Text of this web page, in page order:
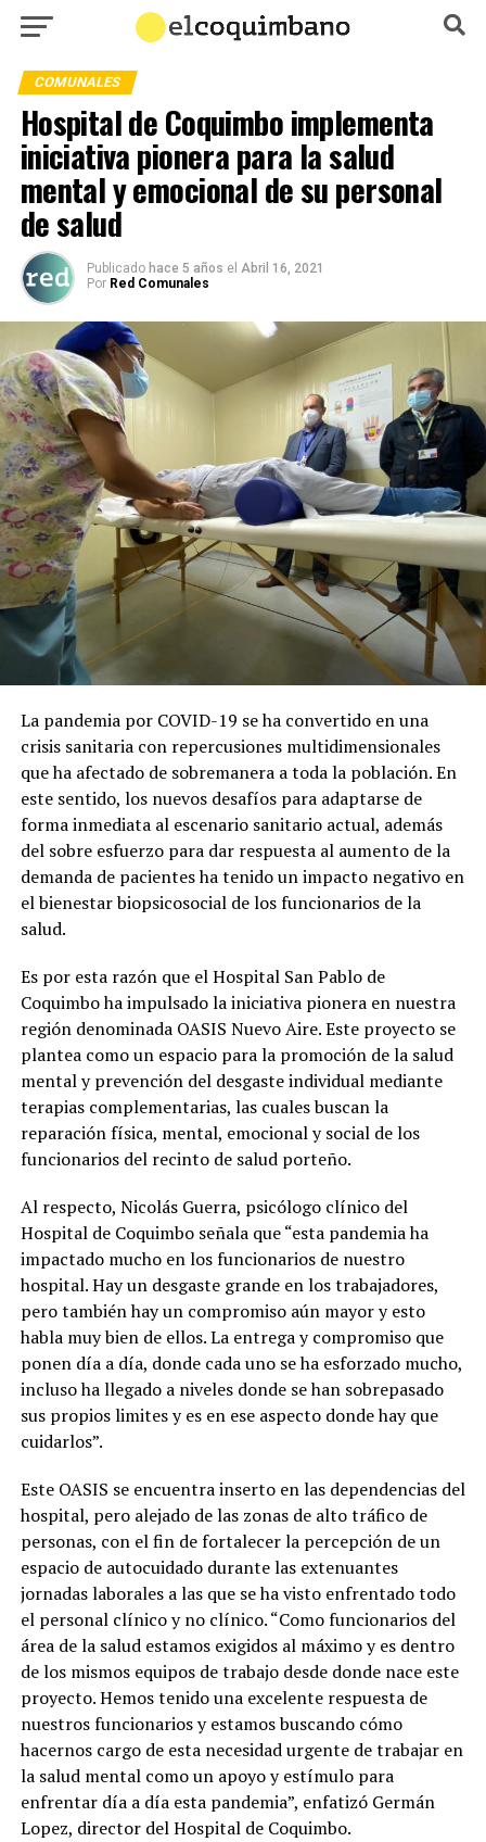
COMUNALES
Hospital de Coquimbo implementa
iniciativa pionera para la salud
mental y emocional de su personal
de salud
Publicado hace 5 años el Abril 16, 2021
Por Red Comunales
La pandemia por COVID-19 se ha convertido en una
crisis sanitaria con repercusiones multidimensionales
que ha afectado de sobremanera a toda la población. En
este sentido, los nuevos desafíos para adaptarse de
forma inmediata al escenario sanitario actual, además
del sobre esfuerzo para dar respuesta al aumento de la
demanda de pacientes ha tenido un impacto negativo en
el bienestar biopsicosocial de los funcionarios de la
salud.
Es por esta razón que el Hospital San Pablo de
Coquimbo ha impulsado la iniciativa pionera en nuestra
región denominada OASIS Nuevo Aire. Este proyecto se
plantea como un espacio para la promoción de la salud
mental y prevención del desgaste individual mediante
terapias complementarias, las cuales buscan la
reparación física, mental, emocional y social de los
funcionarios del recinto de salud porteño.
Al respecto, Nicolás Guerra, psicólogo clínico del
Hospital de Coquimbo señala que “esta pandemia ha
impactado mucho en los funcionarios de nuestro
hospital. Hay un desgaste grande en los trabajadores,
pero también hay un compromiso aún mayor y esto
habla muy bien de ellos. La entrega y compromiso que
ponen día a día, donde cada uno se ha esforzado mucho,
incluso ha llegado a niveles donde se han sobrepasado
sus propios limites y es en ese aspecto donde hay que
cuidarlos”.
Este OASIS se encuentra inserto en las dependencias del
hospital, pero alejado de las zonas de alto tráfico de
personas, con el fin de fortalecer la percepción de un
espacio de autocuidado durante las extenuantes
jornadas laborales a las que se ha visto enfrentado todo
el personal clínico y no clínico. “Como funcionarios del
área de la salud estamos exigidos al máximo y es dentro
de los mismos equipos de trabajo desde donde nace este
proyecto. Hemos tenido una excelente respuesta de
nuestros funcionarios y estamos buscando cómo
hacernos cargo de esta necesidad urgente de trabajar en
la salud mental como un apoyo y estímulo para
enfrentar día a día esta pandemia”, enfatizó Germán
Lopez, director del Hospital de Coquimbo.